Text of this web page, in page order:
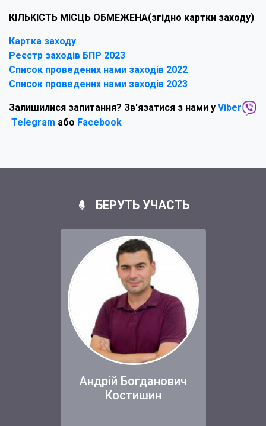
КІЛЬКІСТЬ МІСЦЬ ОБМЕЖЕНА(згідно картки заходу)
Картка заходу
Реєстр заходів БПР 2023
Список проведених нами заходів 2022
Список проведених нами заходів 2023
Залишилися запитання? Зв'язатися з нами у Viber
Telegram або Facebook
БЕРУТЬ УЧАСТЬ
Андрій Богданович
Костишин